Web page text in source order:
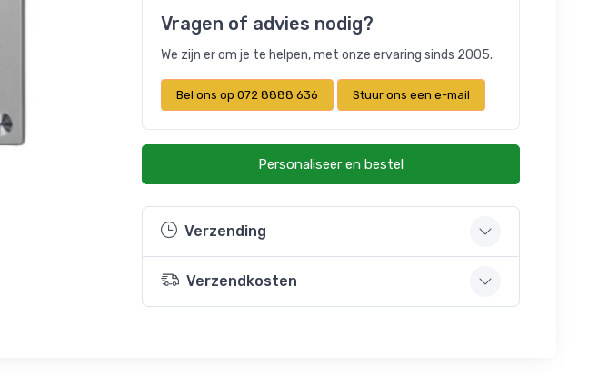
Vragen of advies nodig?
We zijn er om je te helpen, met onze ervaring sinds 2005.
Bel ons op 072 8888 636 Stuur ons een e-mail
Personaliseer en bestel
Verzending
Verzendkosten